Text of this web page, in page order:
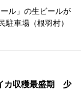
ル」の生ビールが
車場（根羽村）
カ収穫最盛期 少